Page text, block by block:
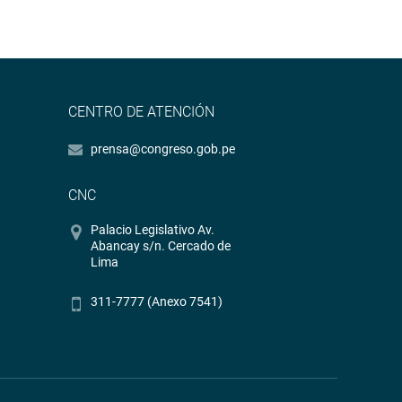
CENTRO DE ATENCIÓN
prensa@congreso.gob.pe
CNC
Palacio Legislativo Av.
Abancay s/n. Cercado de
Lima
311-7777 (Anexo 7541)